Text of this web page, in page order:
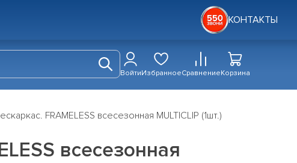
КОНТАКТЫ
ВойтиИзбранноеСравнениеКорзина
FRAMELESS всесезонная MULTICLIP (1шт.)
всесезонная